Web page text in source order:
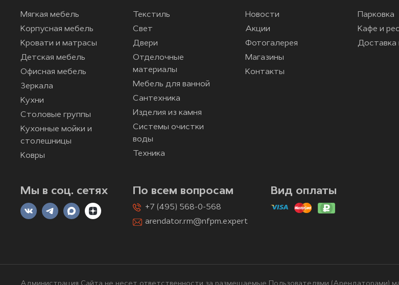
Мягкая мебель
Корпусная мебель
Кровати и матрасы
Детская мебель
Офисная мебель
Зеркала
Кухни
Столовые группы
Кухонные мойки и
столешницы
Ковры
Текстиль
Свет
Двери
Отделочные
материалы
Мебель для ванной
Сантехника
Изделия из камня
Системы очистки
воды
Техника
Новости
Акции
Фотогалерея
Магазины
Контакты
Парковка
Кафе и
Доставка
Мы в соц. сетях По всем вопросам
+7 (495) 568-0-568
arendator.rm@nfpm.expert
Вид оплаты